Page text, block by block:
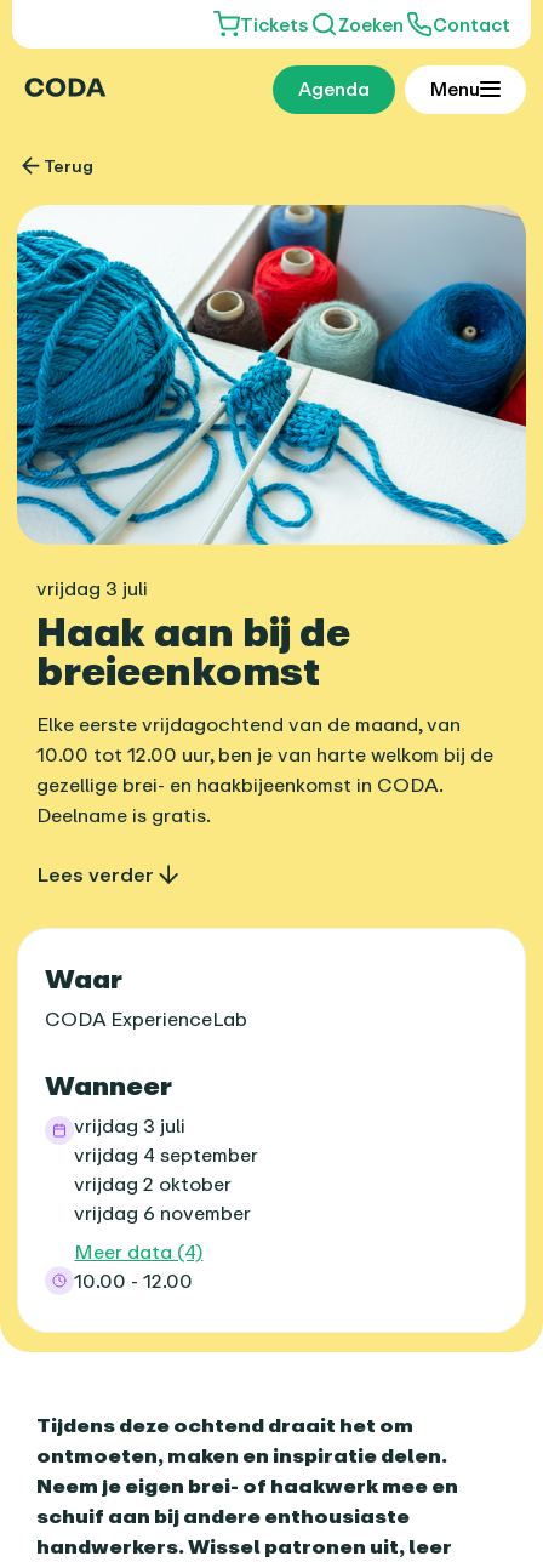
Tickets Zoeken Contact
Agenda Menu
Terug
vrijdag 3 juli
Haak aan bij de
breieenkomst
Elke eerste vrijdagochtend van de maand, van
10.00 tot 12.00 uur, ben je van harte welkom bij de
gezellige brei- en haakbijeenkomst in CODA.
Deelname is gratis.
Lees verder
Praktische informatie
Waar
CODA ExperienceLab
Wanneer
vrijdag 3 juli
vrijdag 4 september
vrijdag 2 oktober
vrijdag 6 november
Meer data (4)
10.00 - 12.00
Over dit agenda-item
Tijdens deze ochtend draait het om
ontmoeten, maken en inspiratie delen.
Neem je eigen brei- of haakwerk mee en
schuif aan bij andere enthousiaste
handwerkers. Wissel patronen uit, leer